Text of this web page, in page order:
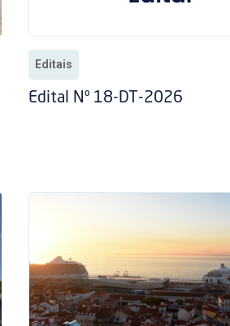
Editais
Edital Nº 18-DT-2026